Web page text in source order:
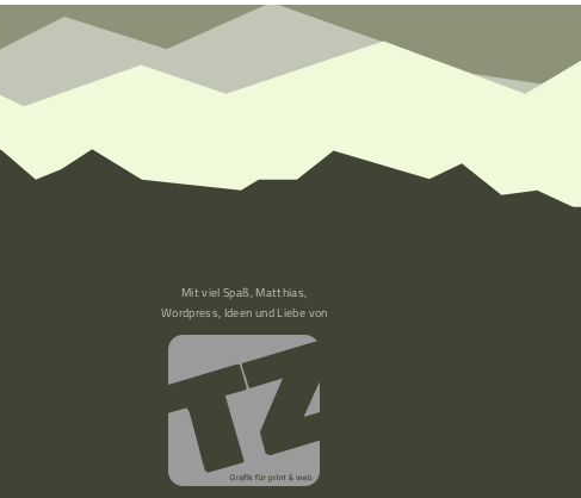
Mit viel Spaß, Matthias,
Wordpress, Ideen und Liebe von